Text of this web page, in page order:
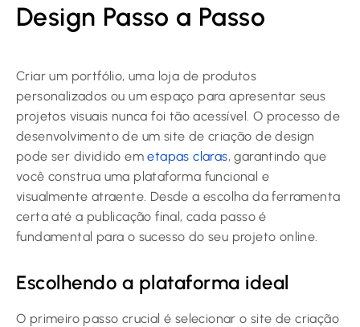
Design Passo a Passo
Criar um portfólio, uma loja de produtos
personalizados ou um espaço para apresentar seus
projetos visuais nunca foi tão acessível. O processo de
desenvolvimento de um site de criação de design
pode ser dividido emetapas claras, garantindo que
você construa uma plataforma funcional e
visualmente atraente. Desde a escolha da ferramenta
certa até a publicação final, cada passo é
fundamental para o sucesso do seu projeto online.
Escolhendo a plataforma ideal
O primeiro passo crucial é selecionar o site de criação